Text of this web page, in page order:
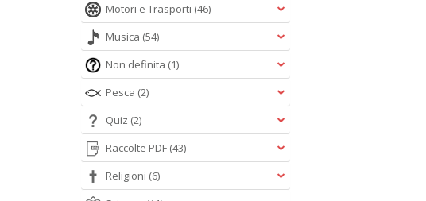
Motori e Trasporti (46)
Musica (54)
Non definita (1)
Pesca (2)
Quiz (2)
Raccolte PDF (43)
Religioni (6)